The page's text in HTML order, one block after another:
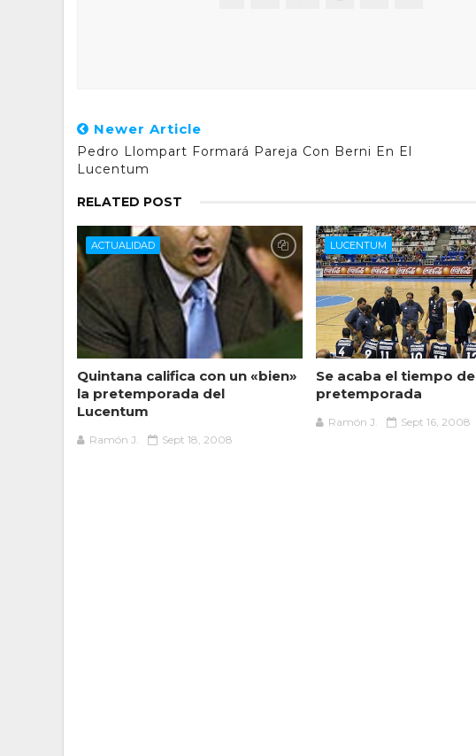
Newer Article
Pedro Llompart Formará Pareja Con Berni En El
Lucentum
RELATED POST
ACTUALIDAD
Quintana califica con un «bien»
la pretemporada del
Lucentum
Ramón J. Sept 18, 2008
LUCENTUM
Se acaba el tiempo de
pretemporada
Ramón J. Sept 16, 2008